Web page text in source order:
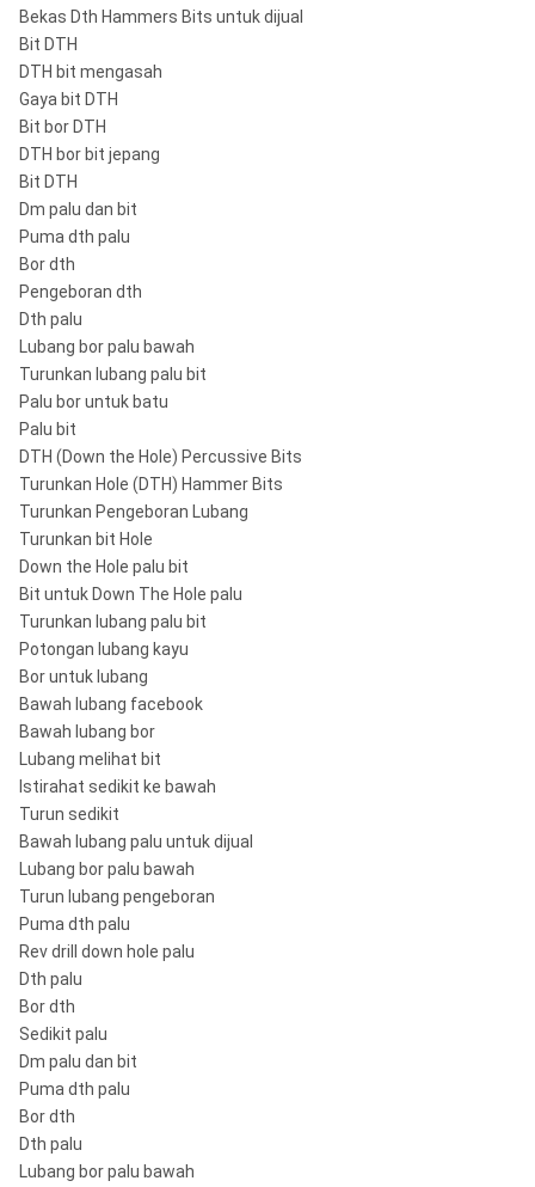
Bekas Dth Hammers Bits untuk dijual
Bit DTH
DTH bit mengasah
Gaya bit DTH
Bit bor DTH
DTH bor bit jepang
Bit DTH
Dm palu dan bit
Puma dth palu
Bor dth
Pengeboran dth
Dth palu
Lubang bor palu bawah
Turunkan lubang palu bit
Palu bor untuk batu
Palu bit
DTH (Down the Hole) Percussive Bits
Turunkan Hole (DTH) Hammer Bits
Turunkan Pengeboran Lubang
Turunkan bit Hole
Down the Hole palu bit
Bit untuk Down The Hole palu
Turunkan lubang palu bit
Potongan lubang kayu
Bor untuk lubang
Bawah lubang facebook
Bawah lubang bor
Lubang melihat bit
Istirahat sedikit ke bawah
Turun sedikit
Bawah lubang palu untuk dijual
Lubang bor palu bawah
Turun lubang pengeboran
Puma dth palu
Rev drill down hole palu
Dth palu
Bor dth
Sedikit palu
Dm palu dan bit
Puma dth palu
Bor dth
Dth palu
Lubang bor palu bawah